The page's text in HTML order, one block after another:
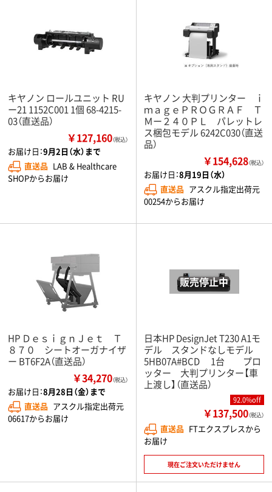
キヤノン ロールユニット RU
ー21 1152C001 1個 68-4215-
03（直送品）
￥127,160（税込）
お届け日：9月2日（水）まで
直送品 LAB & Healthcare
SHOPからお届け
キヤノン 大判プリンター ｉ
ｍａｇｅＰＲＯＧＲＡＦ Ｔ
Ｍー２４０ＰＬ パレットレ
ス梱包モデル 6242C030（直送
品）
￥154,628（税込）
お届け日：8月19日（水）
直送品 アスクル指定出荷元
00254からお届け
HP ＤｅｓｉｇｎＪｅｔ Ｔ
８７０ シートオーガナイザ
ー BT6F2A（直送品）
￥34,270（税込）
お届け日：8月28日（金）まで
直送品 アスクル指定出荷元
06617からお届け
日本HP DesignJet T230 A1モ
デル スタンドなしモデル
5HB07A#BCD 1台 プロ
ッター 大判プリンター【車
上渡し】（直送品）
92.0%off
￥137,500（税込）
直送品 FTエクスプレスから
お届け
現在ご注文いただけません